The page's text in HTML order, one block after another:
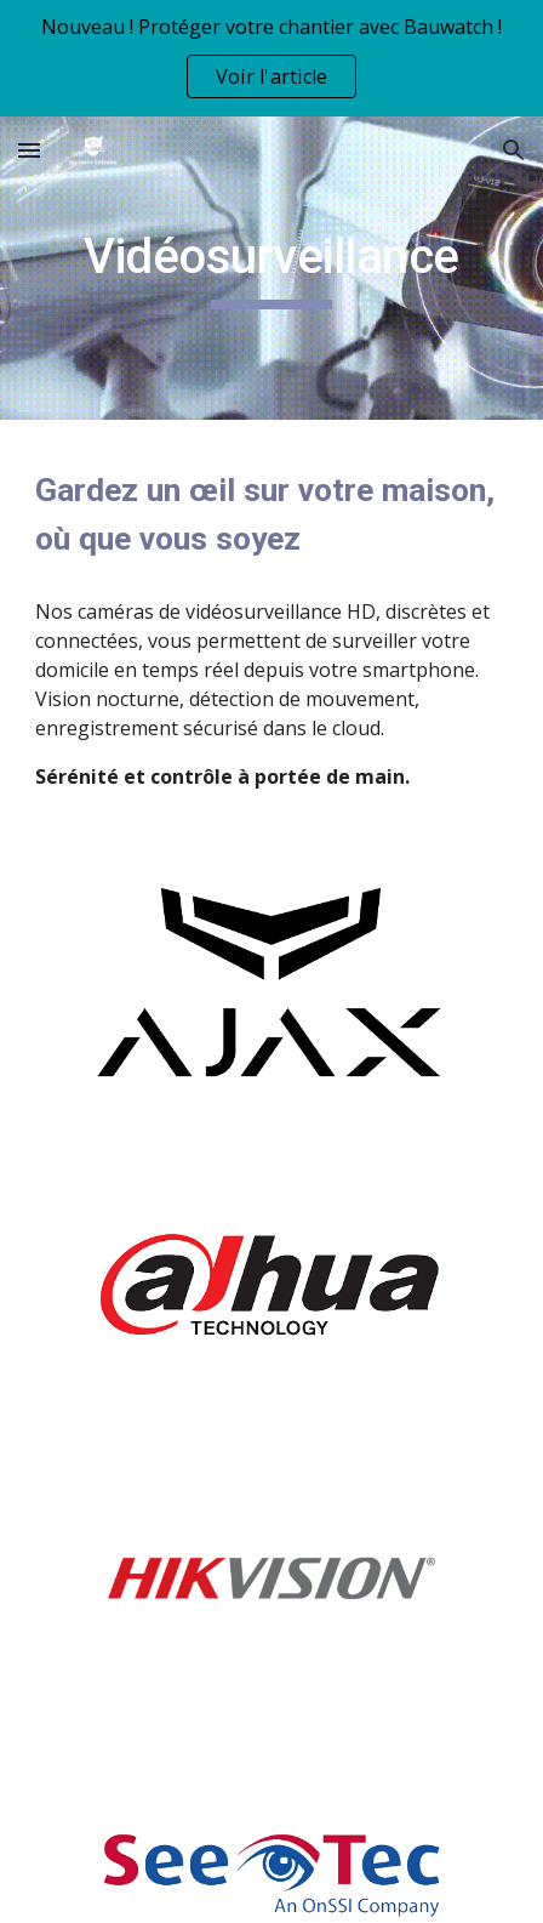
Skip to main content
Nouveau ! Protéger votre chantier avec Bauwatch !
Voir l'article
Vidéosurveillance
Gardez un œil sur votre maison,
où que vous soyez
Nos caméras de vidéosurveillance HD, discrètes et
connectées, vous permettent de surveiller votre
domicile en temps réel depuis votre smartphone.
Vision nocturne, détection de mouvement,
enregistrement sécurisé dans le cloud.
Sérénité et contrôle à portée de main.